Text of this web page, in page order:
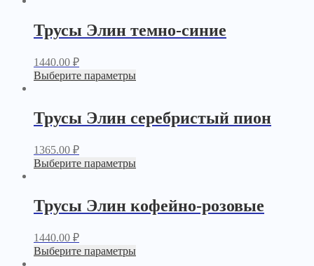
Трусы Элин темно-синие
1440.00 ₽
Выберите параметры
Трусы Элин серебристый пион
1365.00 ₽
Выберите параметры
Трусы Элин кофейно-розовые
1440.00 ₽
Выберите параметры